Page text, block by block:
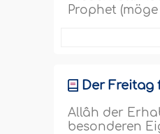
Prophet
Der Freitag
Allâh der
besonderen